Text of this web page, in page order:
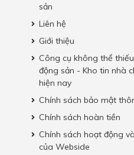
sản
Liên hệ
Giới thiệu
Công cụ không thể
động sản - Kho tin nhà
hiện nay
Chính sách bảo mật
Chính sách hoàn tiền
Chính sách hoạt động
của Webside